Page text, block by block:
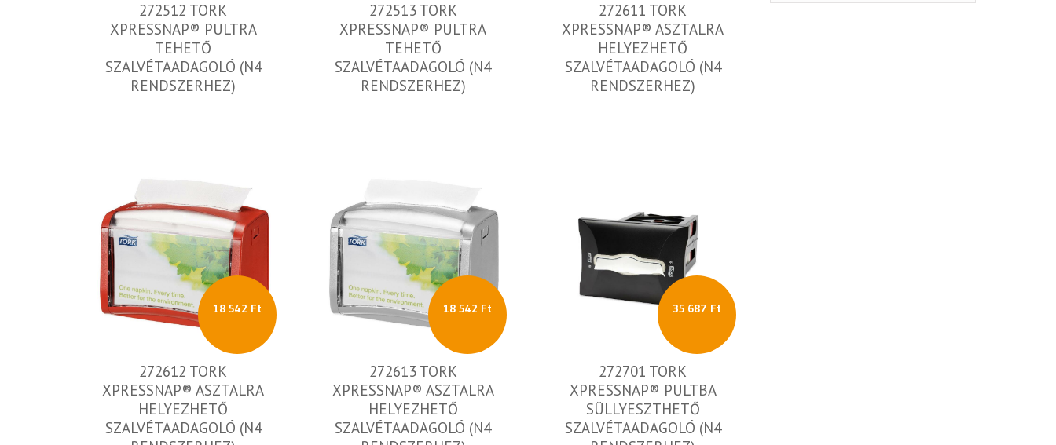
272512 TORK
XPRESSNAP® PULTRA
TEHETŐ
SZALVÉTAADAGOLÓ (N4
RENDSZERHEZ)
272513 TORK
XPRESSNAP® PULTRA
TEHETŐ
SZALVÉTAADAGOLÓ (N4
RENDSZERHEZ)
272611 TORK
XPRESSNAP® ASZTALRA
HELYEZHETŐ
SZALVÉTAADAGOLÓ (N4
RENDSZERHEZ)
18 542 Ft
272612 TORK
XPRESSNAP® ASZTALRA
HELYEZHETŐ
SZALVÉTAADAGOLÓ (N4
18 542 Ft
272613 TORK
XPRESSNAP® ASZTALRA
HELYEZHETŐ
SZALVÉTAADAGOLÓ (N4
35 687 Ft
272701 TORK
XPRESSNAP® PULTBA
SÜLLYESZTHETŐ
SZALVÉTAADAGOLÓ (N4